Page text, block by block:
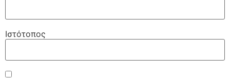
Ιστότοπος